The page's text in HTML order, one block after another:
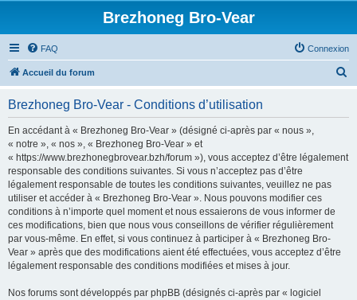
Brezhoneg Bro-Vear
FAQ Connexion
Accueil du forum
Brezhoneg Bro-Vear - Conditions d’utilisation
En accédant à « Brezhoneg Bro-Vear » (désigné ci-après par « nous »,
« notre », « nos », « Brezhoneg Bro-Vear » et
« https://www.brezhonegbrovear.bzh/forum »), vous acceptez d’être légalement
responsable des conditions suivantes. Si vous n’acceptez pas d’être
légalement responsable de toutes les conditions suivantes, veuillez ne pas
utiliser et accéder à « Brezhoneg Bro-Vear ». Nous pouvons modifier ces
conditions à n’importe quel moment et nous essaierons de vous informer de
ces modifications, bien que nous vous conseillons de vérifier régulièrement
par vous-même. En effet, si vous continuez à participer à « Brezhoneg Bro-
Vear » après que des modifications aient été effectuées, vous acceptez d’être
légalement responsable des conditions modifiées et mises à jour.
Nos forums sont développés par phpBB (désignés ci-après par « logiciel